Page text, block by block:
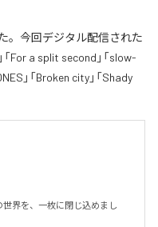
。今回デジタル配信された
「For a split second」「slow-
」「Broken city」「Shady
界を、一枚に閉じ込めまし